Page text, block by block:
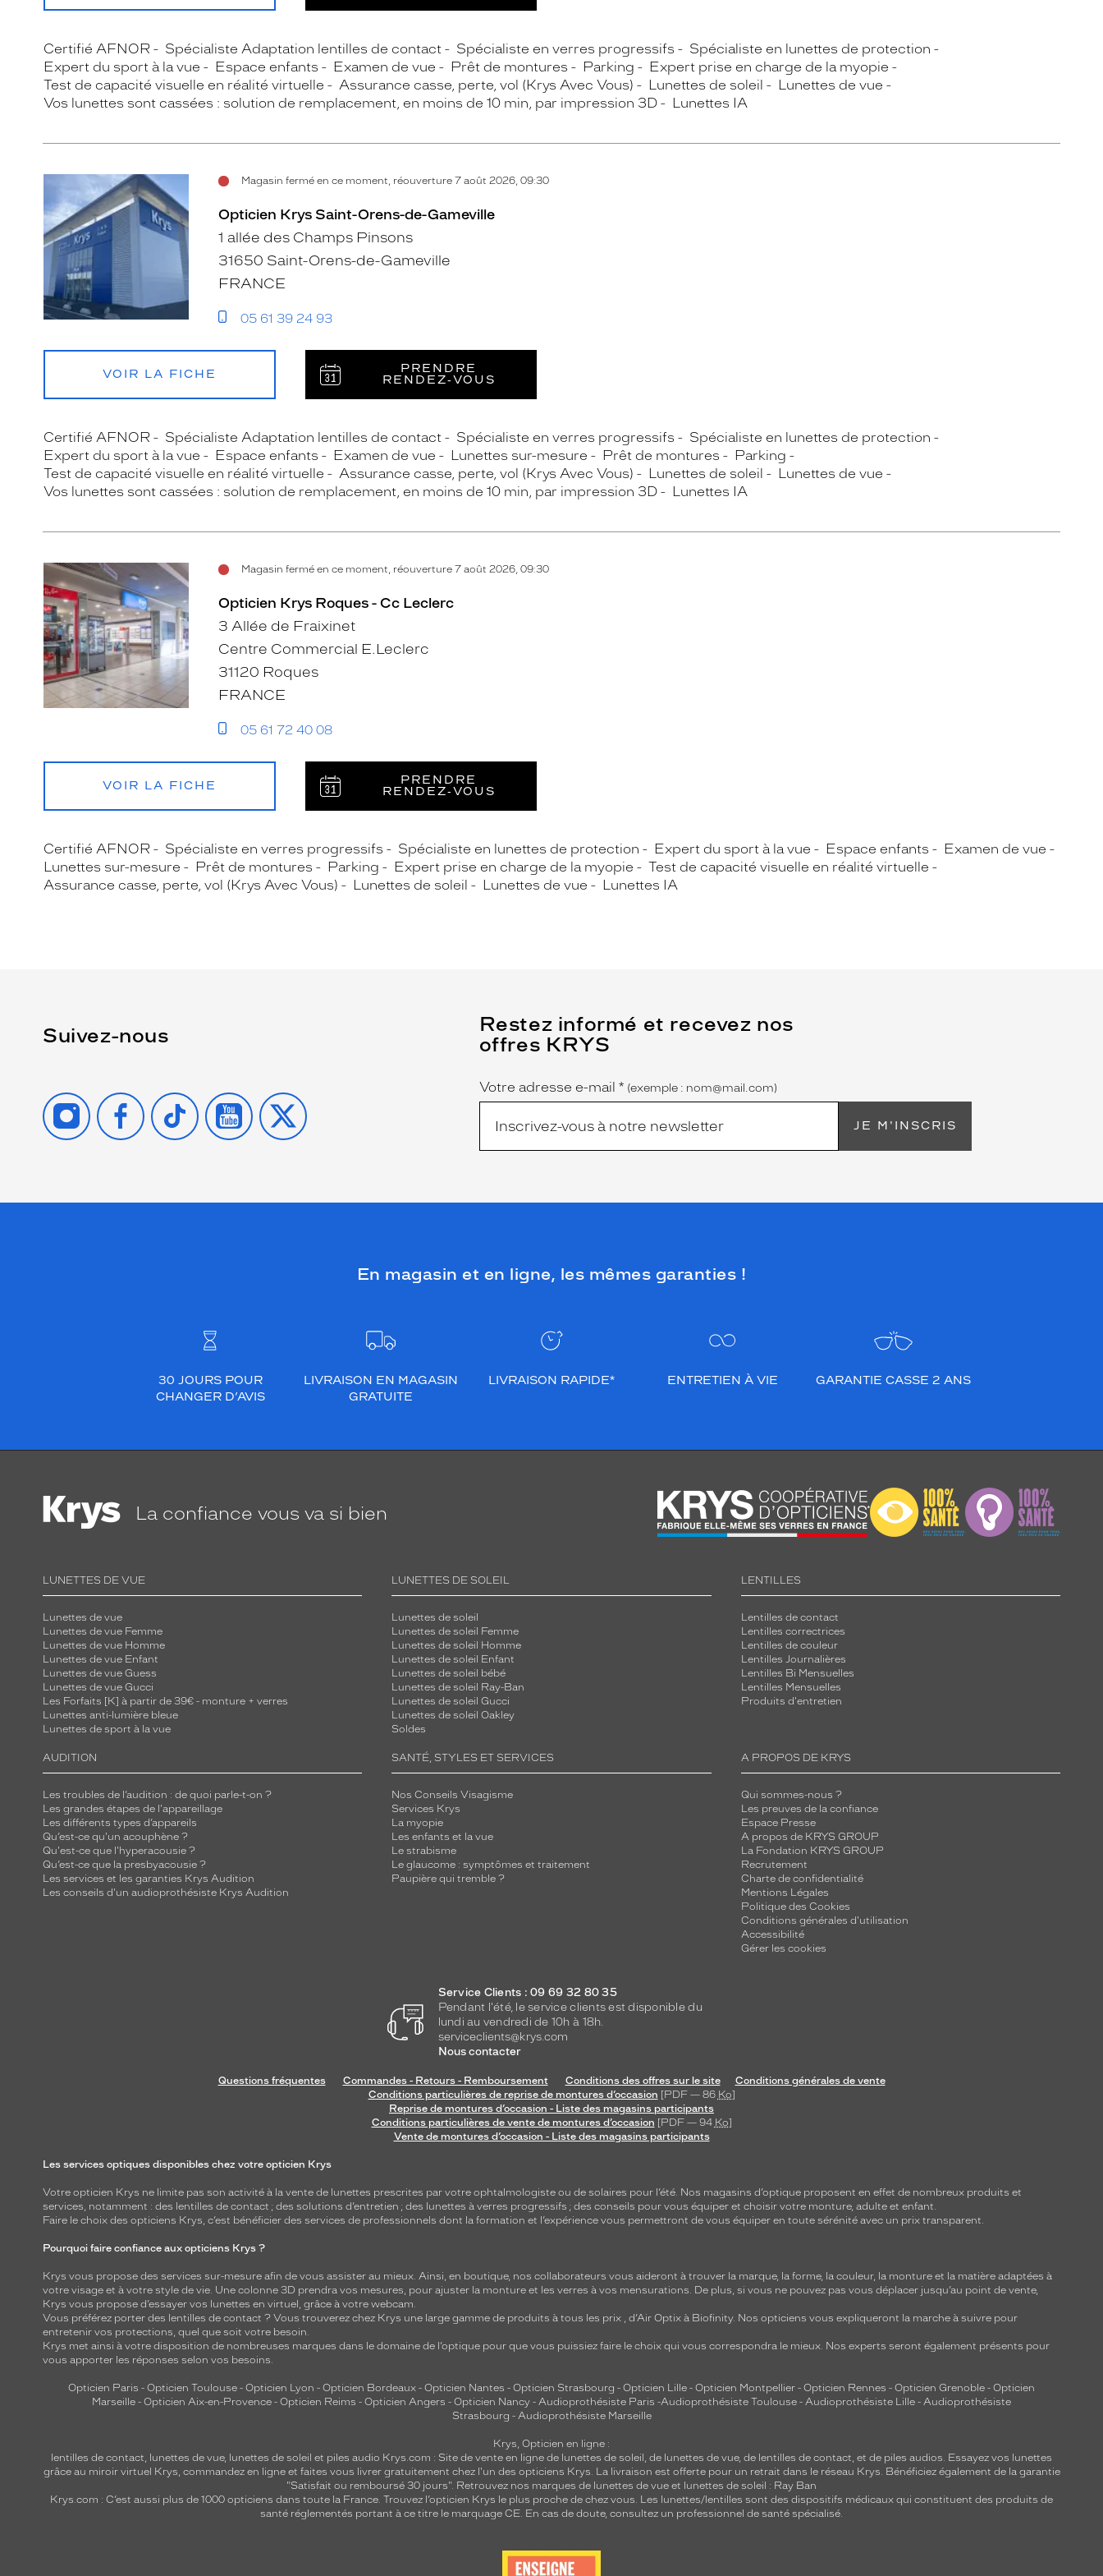
Certifié AFNOR Spécialiste Adaptation lentilles de contact Spécialiste en verres progressifs
Spécialiste en lunettes de protection
Expert du sport à la vue
Espace enfants Examen de vue Prêt de montures Parking
Expert prise en charge de la myopie
Test de capacité visuelle en réalité virtuelle
Assurance casse, perte, vol (Krys Avec Vous) Lunettes de soleil
Lunettes de vue
Vos lunettes sont cassées : solution de remplacement, en moins de 10 min, par impression 3D
Lunettes IA
Magasin fermé en ce moment, réouverture 7 août 2026, 09:30
Opticien Krys Saint-Orens-de-Gameville
1 allée des Champs Pinsons
31650 Saint-Orens-de-Gameville
FRANCE
05 61 39 24 93
VOIR LA FICHE
PRENDRE
RENDEZ‑VOUS
Certifié AFNOR Spécialiste Adaptation lentilles de contact Spécialiste en verres progressifs
Spécialiste en lunettes de protection
Expert du sport à la vue
Espace enfants Examen de vue Lunettes sur-mesure Prêt de montures
Parking
Test de capacité visuelle en réalité virtuelle
Assurance casse, perte, vol (Krys Avec Vous) Lunettes de soleil
Lunettes de vue
Vos lunettes sont cassées : solution de remplacement, en moins de 10 min, par impression 3D
Lunettes IA
Magasin fermé en ce moment, réouverture 7 août 2026, 09:30
Opticien Krys Roques - Cc Leclerc
3 Allée de Fraixinet
Centre Commercial E.Leclerc
31120 Roques
FRANCE
05 61 72 40 08
VOIR LA FICHE
PRENDRE
RENDEZ‑VOUS
Certifié AFNOR Spécialiste en verres progressifs Spécialiste en lunettes de protection Expert du sport à la vue Espace enfants
Examen de vue
Lunettes sur-mesure
Prêt de montures Parking Expert prise en charge de la myopie
Test de capacité visuelle en réalité virtuelle
Assurance casse, perte, vol (Krys Avec Vous)
Lunettes de soleil Lunettes de vue Lunettes IA
Suivez-nous
INSTAGRAMFACEBOOK
TIKTOK YOUTUBE
X
Restez informé et recevez nos
offres KRYS
Name
Votre adresse e-mail *
(Ce
champ
est
obligatoire)
(exemple : nom@mail.com)
JE M'INSCRIS
En magasin et en ligne, les mêmes garanties !
30 JOURS POUR
CHANGER D’AVIS
LIVRAISON EN MAGASIN
GRATUITE
LIVRAISON RAPIDE* ENTRETIEN À VIE GARANTIE CASSE 2 ANS
La confiance vous va si bien
LUNETTES DE VUE
Lunettes de vue
Lunettes de vue Femme
Lunettes de vue Homme
Lunettes de vue Enfant
Lunettes de vue Guess
Lunettes de vue Gucci
Les Forfaits [K] à partir de 39€ - monture + verres
Lunettes anti-lumière bleue
Lunettes de sport à la vue
LUNETTES DE SOLEIL
Lunettes de soleil
Lunettes de soleil Femme
Lunettes de soleil Homme
Lunettes de soleil Enfant
Lunettes de soleil bébé
Lunettes de soleil Ray-Ban
Lunettes de soleil Gucci
Lunettes de soleil Oakley
Soldes
LENTILLES
Lentilles de contact
Lentilles correctrices
Lentilles de couleur
Lentilles Journalières
Lentilles Bi Mensuelles
Lentilles Mensuelles
Produits d'entretien
AUDITION
Les troubles de l’audition : de quoi parle-t-on ?
Les grandes étapes de l'appareillage
Les différents types d’appareils
Qu’est-ce qu'un acouphène ?
Qu'est-ce que l'hyperacousie ?
Qu’est-ce que la presbyacousie ?
Les services et les garanties Krys Audition
Les conseils d'un audioprothésiste Krys Audition
SANTÉ, STYLES ET SERVICES
Nos Conseils Visagisme
Services Krys
La myopie
Les enfants et la vue
Le strabisme
Le glaucome : symptômes et traitement
Paupière qui tremble ?
A PROPOS DE KRYS
Qui sommes-nous ?
Les preuves de la confiance
Espace Presse
A propos de KRYS GROUP
La Fondation KRYS GROUP
Recrutement
Charte de confidentialité
Mentions Légales
Politique des Cookies
Conditions générales d'utilisation
Accessibilité
Gérer les cookies
Service Clients : 09 69 32 80 35
Pendant l'été, le service clients est disponible du
lundi au vendredi de 10h à 18h.
serviceclients@krys.com
Nous contacter
Questions fréquentes Commandes - Retours - Remboursement Conditions des offres sur le site
Conditions générales de vente
Conditions particulières de reprise de montures d’occasion [PDF — 86 Ko]
Reprise de montures d’occasion - Liste des magasins participants
Conditions particulières de vente de montures d’occasion [PDF — 94 Ko]
Vente de montures d’occasion - Liste des magasins participants
Les services optiques disponibles chez votre opticien Krys
Votre opticien Krys ne limite pas son activité à la vente de lunettes prescrites par votre ophtalmologiste ou de solaires pour l’été. Nos magasins d’optique proposent en effet de nombreux produits et
services, notamment : des lentilles de contact ; des solutions d’entretien ; des lunettes à verres progressifs ; des conseils pour vous équiper et choisir votre monture, adulte et enfant.
Faire le choix des opticiens Krys, c’est bénéficier des services de professionnels dont la formation et l’expérience vous permettront de vous équiper en toute sérénité avec un prix transparent.
Pourquoi faire confiance aux opticiens Krys ?
Krys vous propose des services sur-mesure afin de vous assister au mieux. Ainsi, en boutique, nos collaborateurs vous aideront à trouver la marque, la forme, la couleur, la monture et la matière adaptées à
votre visage et à votre style de vie. Une colonne 3D prendra vos mesures, pour ajuster la monture et les verres à vos mensurations. De plus, si vous ne pouvez pas vous déplacer jusqu’au point de vente,
Krys vous propose d’essayer vos lunettes en virtuel, grâce à votre webcam.
Vous préférez porter des lentilles de contact ? Vous trouverez chez Krys une large gamme de produits à tous les prix , d’Air Optix à Biofinity. Nos opticiens vous expliqueront la marche à suivre pour
entretenir vos protections, quel que soit votre besoin.
Krys met ainsi à votre disposition de nombreuses marques dans le domaine de l’optique pour que vous puissiez faire le choix qui vous correspondra le mieux. Nos experts seront également présents pour
vous apporter les réponses selon vos besoins.
Opticien Paris - Opticien Toulouse - Opticien Lyon - Opticien Bordeaux - Opticien Nantes - Opticien Strasbourg - Opticien Lille - Opticien Montpellier - Opticien Rennes - Opticien Grenoble - Opticien
Marseille - Opticien Aix-en-Provence - Opticien Reims - Opticien Angers - Opticien Nancy - Audioprothésiste Paris -Audioprothésiste Toulouse - Audioprothésiste Lille - Audioprothésiste
Strasbourg - Audioprothésiste Marseille
Krys, Opticien en ligne :
lentilles de contact, lunettes de vue, lunettes de soleil et piles audio Krys.com : Site de vente en ligne de lunettes de soleil, de lunettes de vue, de lentilles de contact, et de piles audios. Essayez vos lunettes
grâce au miroir virtuel Krys, commandez en ligne et faites vous livrer gratuitement chez l'un des opticiens Krys. La livraison est offerte pour un retrait dans le réseau Krys. Bénéficiez également de la garantie
"Satisfait ou remboursé 30 jours". Retrouvez nos marques de lunettes de vue et lunettes de soleil : Ray Ban
Krys.com : C’est aussi plus de 1000 opticiens dans toute la France. Trouvez l’opticien Krys le plus proche de chez vous. Les lunettes/lentilles sont des dispositifs médicaux qui constituent des produits de
santé réglementés portant à ce titre le marquage CE. En cas de doute, consultez un professionnel de santé spécialisé.